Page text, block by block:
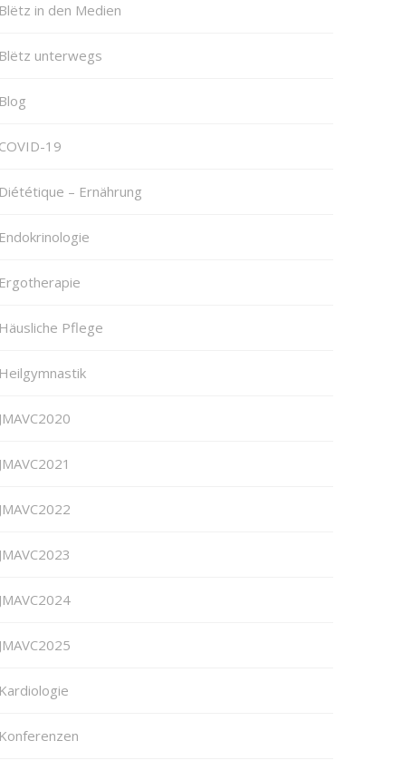
Blëtz in den Medien
Blëtz unterwegs
Blog
COVID-19
Diététique – Ernährung
Endokrinologie
Ergotherapie
Häusliche Pflege
Heilgymnastik
JMAVC2020
JMAVC2021
JMAVC2022
JMAVC2023
JMAVC2024
JMAVC2025
Kardiologie
Konferenzen